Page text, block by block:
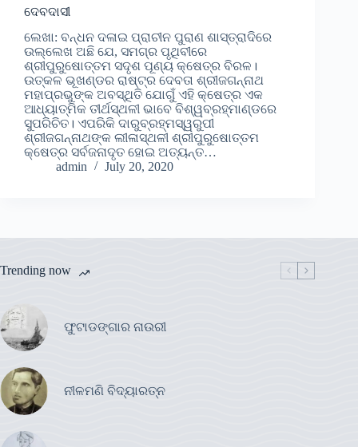
ଦେବଦାସୀ
ଲେଖା: ବନ୍ଧନ ଦଳାଇ ପ୍ରାଚୀନ ପୁରାଣ ଶାସ୍ତ୍ରାଦିରେ
ଉଲ୍ଲେଖ ଅଛି ଯେ, ସମଗ୍ର ପୃଥିବୀରେ
ଶ୍ରୀପୁରୁଷୋତ୍ତମ ସଦୃଶ ପୂଣ୍ୟ କ୍ଷେତ୍ର ବିରଳ।
ଉତ୍କଳ ଭୂଖଣ୍ଡର ରାଷ୍ଟ୍ର ଦେବତା ଶ୍ରୀଜଗନ୍ନାଥ
ମହାପ୍ରଭୁଙ୍କ ଅବସ୍ଥିତି ଯୋଗୁଁ ଏହି କ୍ଷେତ୍ର ଏକ
ଆଧ୍ୟାତ୍ମିକ ତୀର୍ଥସ୍ଥଳୀ ଭାବେ ବିଶ୍ୱବ୍ରହ୍ମାଣ୍ଡରେ
ସୁପରିଚିତ। ଏପରିକି ଦାରୁବ୍ରହ୍ମସ୍ୱରୁପୀ
ଶ୍ରୀଜଗନ୍ନାଥଙ୍କ ଲୀଳାସ୍ଥଳୀ ଶ୍ରୀପୁରୁଷୋତ୍ତମ
କ୍ଷେତ୍ର ସର୍ବଜନାଦୃତ ହୋଇ ଅତ୍ୟନ୍ତ…
admin
July 20, 2020
Trending now
ଫୁଟାଡଙ୍ଗାର ନାଉରୀ
ନୀଳମଣି ବିଦ୍ୟାରତ୍ନ